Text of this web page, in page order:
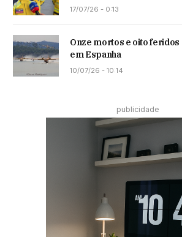
17/07/26 - 0:13
Onze mortos e oito feridos
em Espanha
10/07/26 - 10:14
publicidade